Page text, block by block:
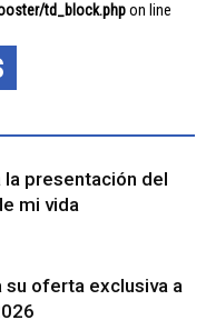
td_block.phpon line
la presentación del
mi vida
su oferta exclusiva a